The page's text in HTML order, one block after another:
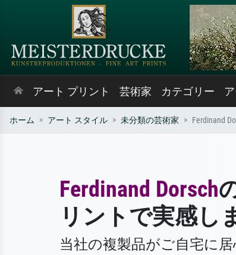
アート プリント 芸術家 カテゴリー
ホーム アート スタイル 未分類の芸術家 Ferdinand
Ferdinand Dorsch
リントで実感し
当社の複製品がご自宅に